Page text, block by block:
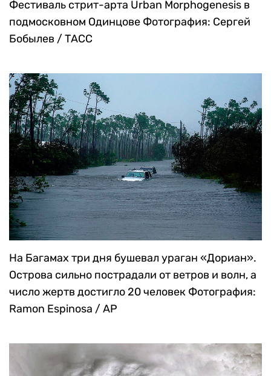
Фестиваль стрит-арта Urban Morphogenesis в
подмосковном Одинцове Фотография: Сергей
Бобылев / ТАСС
На Багамах три дня бушевал ураган «Дориан».
Острова сильно пострадали от ветров и волн, а
число жертв достигло 20 человек Фотография:
Ramon Espinosa / AP